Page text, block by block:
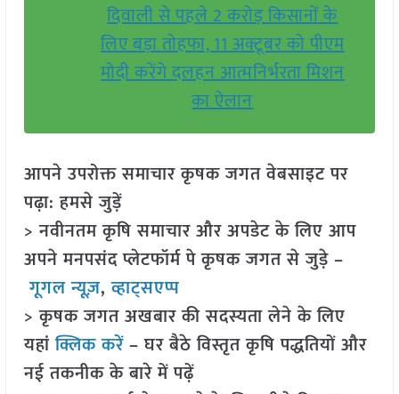
दिवाली से पहले 2 करोड़ किसानों के
लिए बड़ा तोहफा, 11 अक्टूबर को पीएम
मोदी करेंगे दलहन आत्मनिर्भरता मिशन
का ऐलान
आपने उपरोक्त समाचार कृषक जगत वेबसाइट पर
पढ़ा: हमसे जुड़ें
> नवीनतम कृषि समाचार और अपडेट के लिए आप
अपने मनपसंद प्लेटफॉर्म पे कृषक जगत से जुड़े –
गूगल न्यूज़,व्हाट्सएप्प
> कृषक जगत अखबार की सदस्यता लेने के लिए
यहांक्लिक करें– घर बैठे विस्तृत कृषि पद्धतियों और
नई तकनीक के बारे में पढ़ें